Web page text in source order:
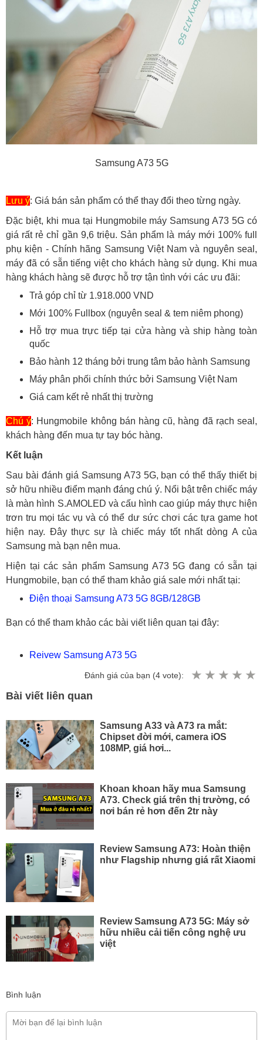
Samsung A73 5G
Lưu ý: Giá bán sản phẩm có thể thay đổi theo từng ngày.
Đặc biệt, khi mua tại Hungmobile máy Samsung A73 5G có
giá rất rẻ chỉ gần 9,6 triệu. Sản phẩm là máy mới 100% full
phụ kiện - Chính hãng Samsung Việt Nam và nguyên seal,
máy đã có sẵn tiếng việt cho khách hàng sử dụng. Khi mua
hàng khách hàng sẽ được hỗ trợ tận tình với các ưu đãi:
Trả góp chỉ từ 1.918.000 VND
Mới 100% Fullbox (nguyên seal & tem niêm phong)
Hỗ trợ mua trực tiếp tại cửa hàng và ship hàng toàn
quốc
Bảo hành 12 tháng bởi trung tâm bảo hành Samsung
Máy phân phối chính thức bởi Samsung Việt Nam
Giá cam kết rẻ nhất thị trường
Chú ý: Hungmobile không bán hàng cũ, hàng đã rạch seal,
khách hàng đến mua tự tay bóc hàng.
Kết luận
Sau bài đánh giá Samsung A73 5G, bạn có thể thấy thiết bị
sở hữu nhiều điểm mạnh đáng chú ý. Nổi bật trên chiếc máy
là màn hình S.AMOLED và cấu hình cao giúp máy thực hiện
trơn tru mọi tác vụ và có thể dư sức chơi các tựa game hot
hiện nay. Đây thực sự là chiếc máy tốt nhất dòng A của
Samsung mà bạn nên mua.
Hiện tại các sản phẩm Samsung A73 5G đang có sẵn tại
Hungmobile, bạn có thể tham khảo giá sale mới nhất tại:
Điện thoại Samsung A73 5G 8GB/128GB
Bạn có thể tham khảo các bài viết liên quan tại đây:
Reivew Samsung A73 5G
Đánh giá của bạn (4 vote):
Bài viết liên quan
Samsung A33 và A73 ra mắt:
Chipset đời mới, camera iOS
108MP, giá hơi...
Khoan khoan hãy mua Samsung
A73. Check giá trên thị trường, có
nơi bán rẻ hơn đến 2tr này
Review Samsung A73: Hoàn thiện
như Flagship nhưng giá rất Xiaomi
Review Samsung A73 5G: Máy sở
hữu nhiều cải tiến công nghệ ưu
việt
Bình luận